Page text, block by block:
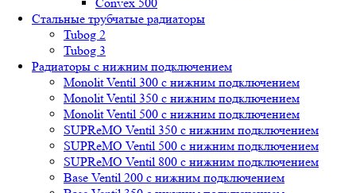
Стальные трубчатые радиаторы
Tubog 2
Tubog 3
Радиаторы с нижним подключением
Monolit Ventil 300 с нижним подключением
Monolit Ventil 350 с нижним подключением
Monolit Ventil 500 с нижним подключением
SUPReMO Ventil 350 с нижним подключением
SUPReMO Ventil 500 с нижним подключением
SUPReMO Ventil 800 с нижним подключением
Base Ventil 200 с нижним подключением